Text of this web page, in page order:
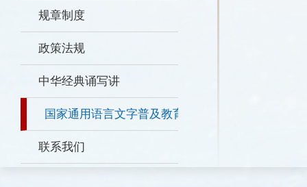
规章制度
政策法规
中华经典诵写讲
国家通用语言文字普及教育及
研究团队
联系我们